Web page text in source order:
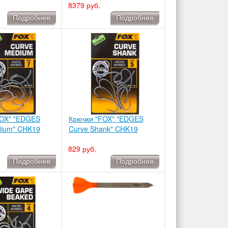
Подробнее
8379 руб.
Подробнее
"EDGES
CHK19
Подробнее
Крючки "FOX" "EDGES
Curve Shank" CHK19
829 руб.
Подробнее